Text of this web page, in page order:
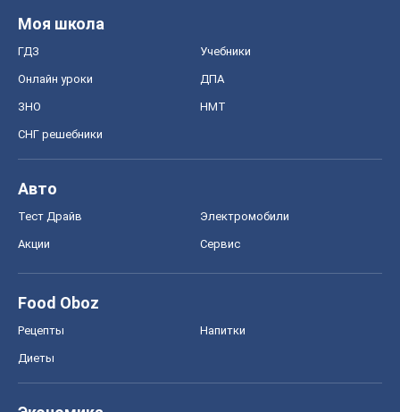
Моя школа
ГДЗ Учебники
Онлайн уроки ДПА
ЗНО НМТ
СНГ решебники
Авто
Тест Драйв Электромобили
Акции Сервис
Food Oboz
Рецепты Напитки
Диеты